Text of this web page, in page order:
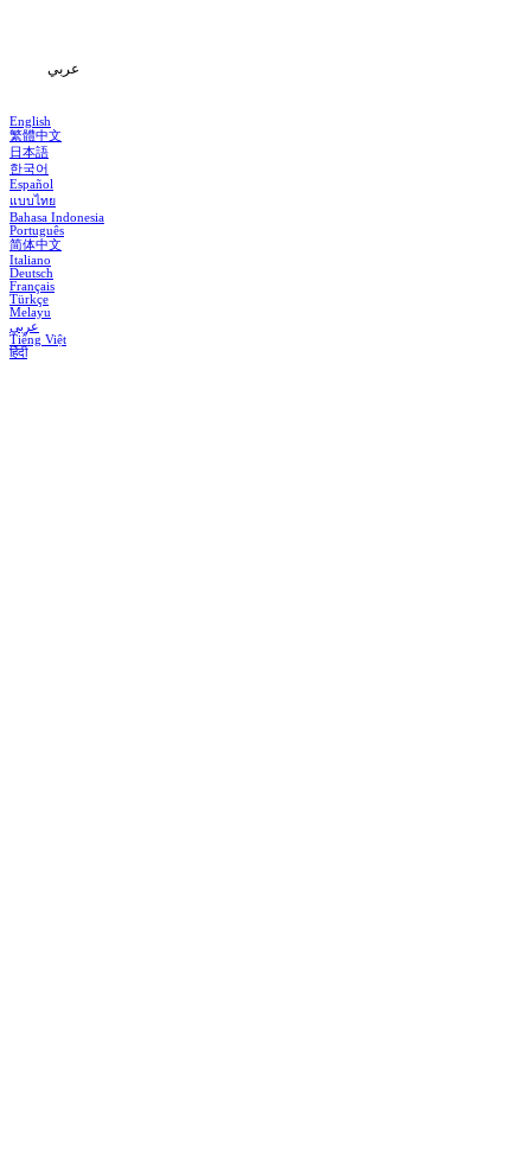
عربي
English
繁體中文
日本語
한국어
Español
แบบไทย
Bahasa Indonesia
Português
简体中文
Italiano
Deutsch
Français
Türkçe
Melayu
عربي
Tiếng Việt
हिंदी